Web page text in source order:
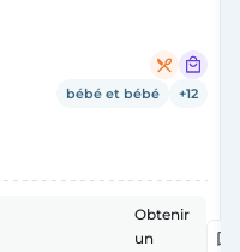
bébé et bébé +12
Obtenir
un